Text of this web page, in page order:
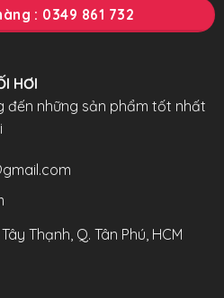
: 0349 861 732
HƠI
đến những sản phẩm tốt nhất
Thạnh, Q. Tân Phú, HCM